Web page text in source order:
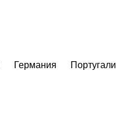
Германия